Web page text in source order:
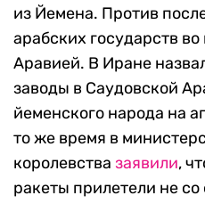
из Йемена. Против
арабских государств
Аравией. В Иране
заводы в Саудовской
йеменского народа на
то же время в
королевства заявили,
ракеты прилетели не